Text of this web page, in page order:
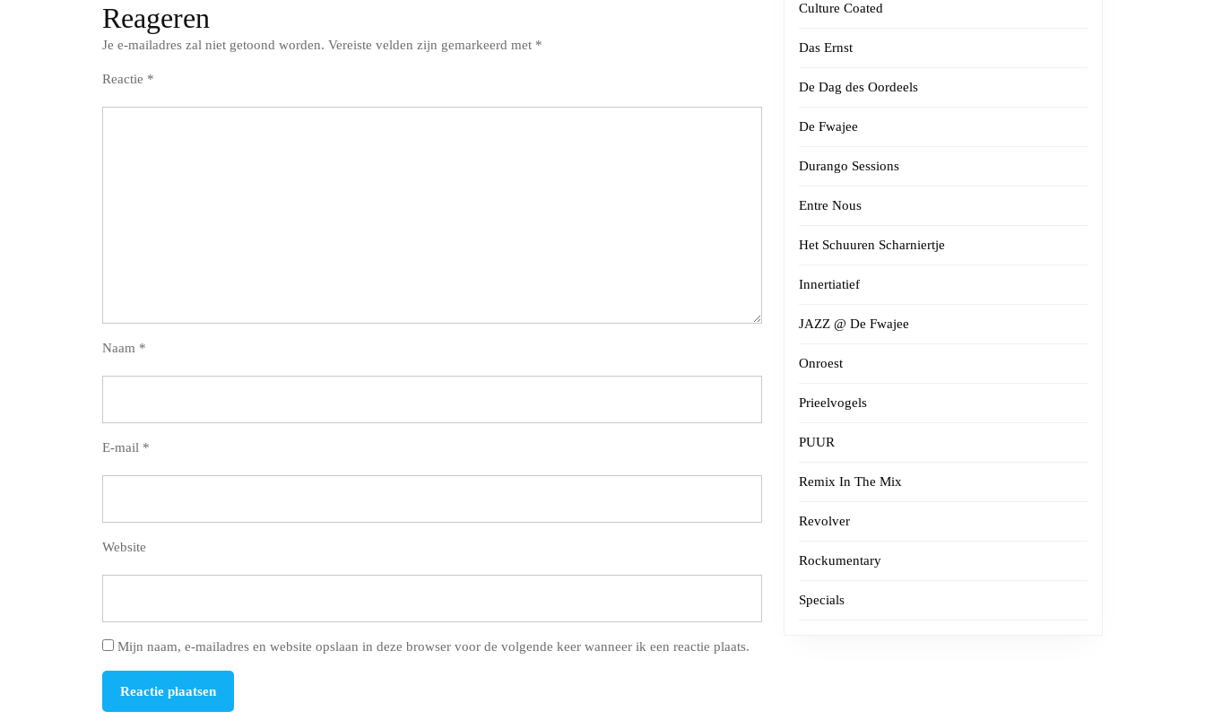
Reageren
Je e-mailadres zal niet getoond worden. Vereiste velden zijn gemarkeerd met *
Reactie *
Naam *
E-mail *
Website
Mijn naam, e-mailadres en website opslaan in deze browser voor de volgende keer wanneer ik een reactie plaats.
Culture Coated
Das Ernst
De Dag des Oordeels
De Fwajee
Durango Sessions
Entre Nous
Het Schuuren Scharniertje
Innertiatief
JAZZ @ De Fwajee
Onroest
Prieelvogels
PUUR
Remix In The Mix
Revolver
Rockumentary
Specials